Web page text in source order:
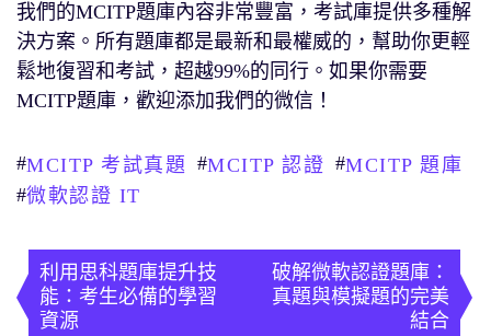
我們的MCITP題庫內容非常豐富，考試庫提供多種解
決方案。所有題庫都是最新和最權威的，幫助你更輕
鬆地復習和考試，超越99%的同行。如果你需要
MCITP題庫，歡迎添加我們的微信！
#MCITP 考試真題 #MCITP 認證 #MCITP 題庫
#微軟認證 IT
章
導
利用思科題庫提升技
能：考生必備的學習
資源
破解微軟認證題庫：
真題與模擬題的完美
結合